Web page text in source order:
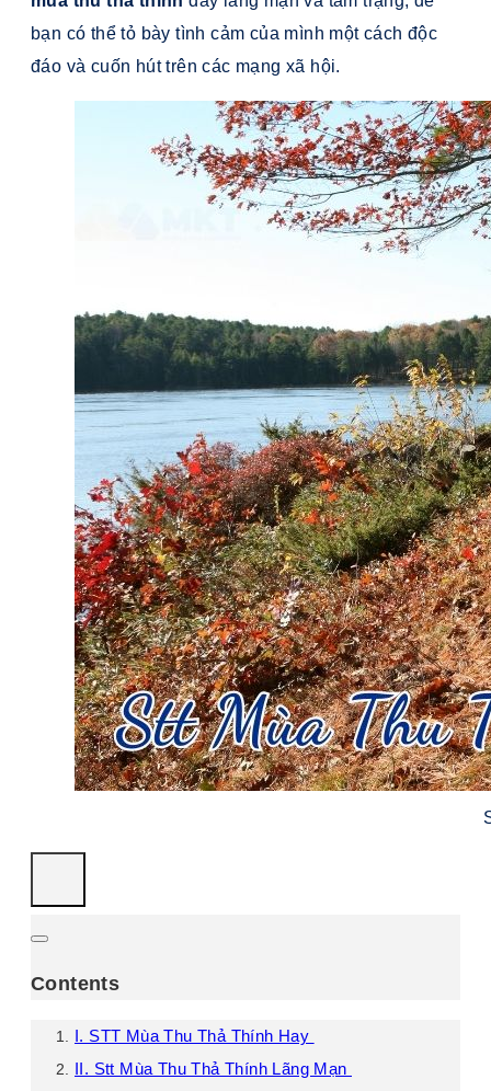
bạn có thể tỏ bày tình cảm của mình một cách độc
đáo và cuốn hút trên các mạng xã hội.
Contents
I. STT Mùa Thu Thả Thính Hay
II. Stt Mùa Thu Thả Thính Lãng Mạn